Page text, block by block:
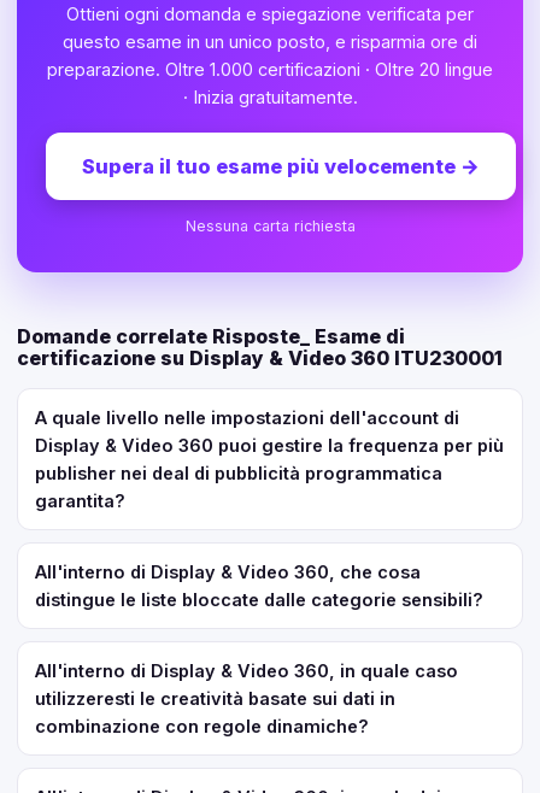
Ottieni ogni domanda e spiegazione verificata per
questo esame in un unico posto, e risparmia ore di
preparazione. Oltre 1.000 certificazioni · Oltre 20 lingue
· Inizia gratuitamente.
Supera il tuo esame più velocemente →
Nessuna carta richiesta
Domande correlate Risposte_ Esame di
certificazione su Display & Video 360 ITU230001
A quale livello nelle impostazioni dell'account di
Display & Video 360 puoi gestire la frequenza per più
publisher nei deal di pubblicità programmatica
garantita?
All'interno di Display & Video 360, che cosa
distingue le liste bloccate dalle categorie sensibili?
All'interno di Display & Video 360, in quale caso
utilizzeresti le creatività basate sui dati in
combinazione con regole dinamiche?